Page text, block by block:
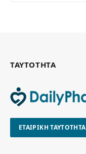
ΤΑΥΤΟΤΗΤΑ
ΕΤΑΙΡΙΚΗ ΤΑΥΤΟΤΗΤΑ